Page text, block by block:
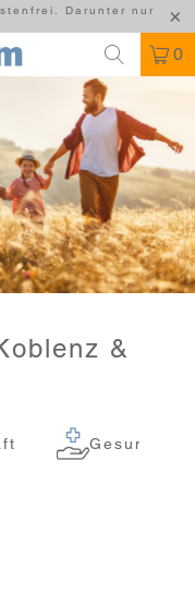
Darunter nur
0
&
Gesundheit